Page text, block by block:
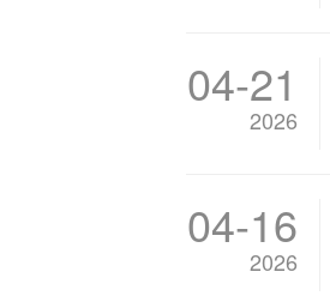
04-21
2026
04-16
2026